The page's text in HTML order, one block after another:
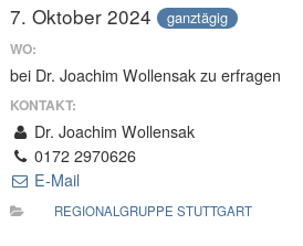
7. Oktober 2024 ganztägig
WO:
bei Dr. Joachim Wollensak zu erfragen
KONTAKT:
Dr. Joachim Wollensak
0172 2970626
E-Mail
REGIONALGRUPPE STUTTGART